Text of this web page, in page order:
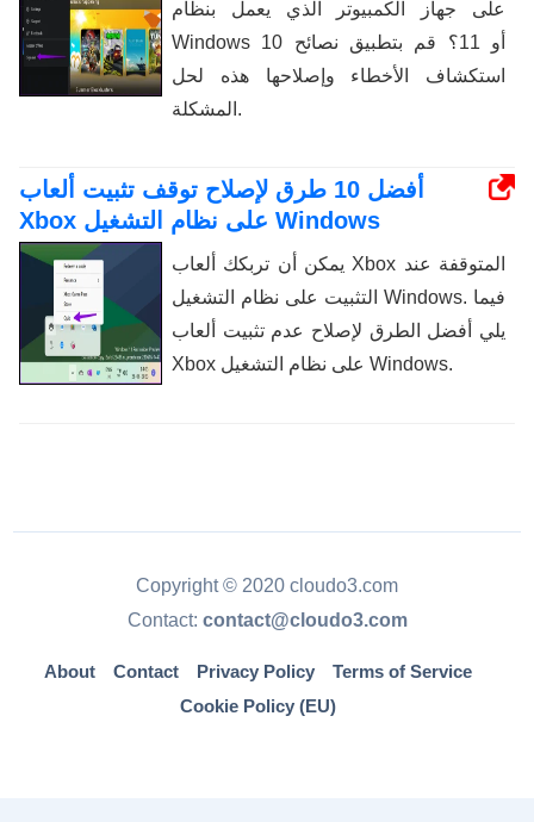
على جهاز الكمبيوتر الذي يعمل بنظام
Windows 10 أو 11؟ قم بتطبيق نصائح
استكشاف الأخطاء وإصلاحها هذه لحل
المشكلة.
أفضل 10 طرق لإصلاح توقف تثبيت ألعاب
Xbox على نظام التشغيل Windows
يمكن أن تربكك ألعاب Xbox المتوقفة عند
التثبيت على نظام التشغيل Windows. فيما
يلي أفضل الطرق لإصلاح عدم تثبيت ألعاب
Xbox على نظام التشغيل Windows.
Copyright © 2020 cloudo3.com
Contact: contact@cloudo3.com
About Contact Privacy Policy
Terms of Service
Cookie Policy (EU)